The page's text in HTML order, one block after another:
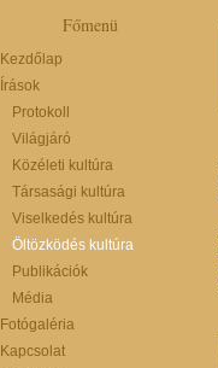
Főmenü
Kezdőlap
Írások
Protokoll
Világjáró
Közéleti kultúra
Társasági kultúra
Viselkedés kultúra
Öltözködés kultúra
Publikációk
Média
Fotógaléria
Kapcsolat